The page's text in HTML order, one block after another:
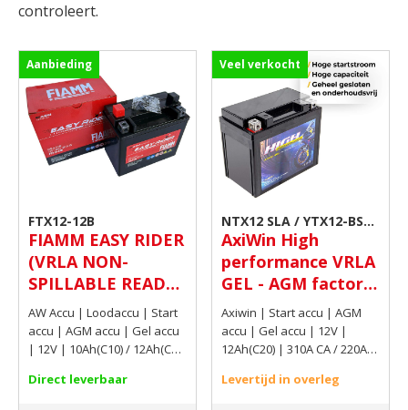
controleert.
Aanbieding
FTX12-12B
FIAMM EASY RIDER
(VRLA NON-
SPILLABLE READY
TO USE BATTERY)
12V 10Ah(C10) /
12Ah(C20) 180 AMP
CCA EN
AW Accu | Loodaccu | Start
accu | AGM accu | Gel accu
| 12V | 10Ah(C10) / 12Ah(C20)
Direct leverbaar
Veel verkocht
NTX12 SLA / YTX12-BS
GEL / ATX12-BS
AxiWin High
performance VRLA
GEL - AGM factory
activated
motoraccu 12V
12Ah(C20) 310A CA
/ 220A CCA EN
Axiwin | Start accu | AGM
accu | Gel accu | 12V |
12Ah(C20) | 310A CA / 220A
Levertijd in overleg